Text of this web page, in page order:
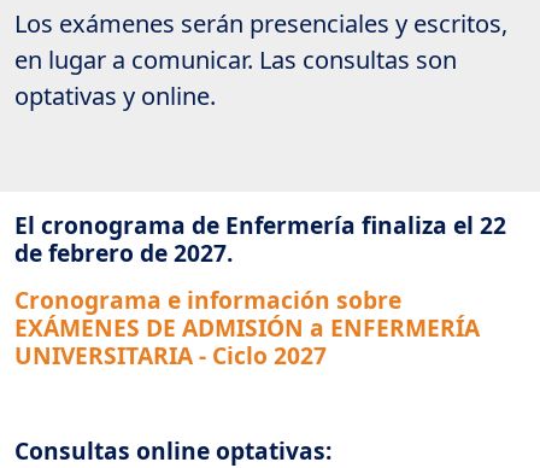
Los exámenes serán presenciales y escritos,
en lugar a comunicar. Las consultas son
optativas y online.
El cronograma de Enfermería finaliza el 22
de febrero de 2027.
Cronograma e información sobre
EXÁMENES DE ADMISIÓN a ENFERMERÍA
UNIVERSITARIA - Ciclo 2027
Consultas online optativas: